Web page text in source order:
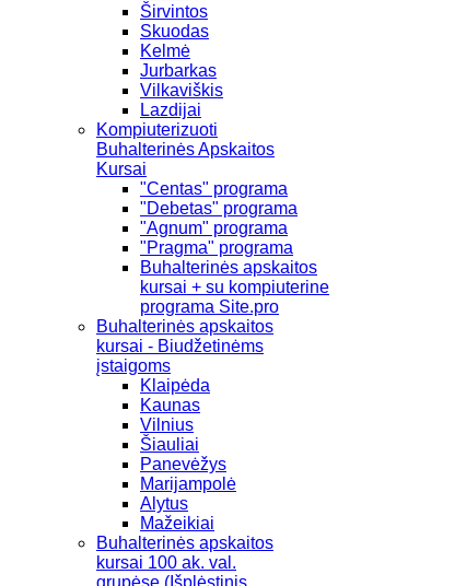
Širvintos
Skuodas
Kelmė
Jurbarkas
Vilkaviškis
Lazdijai
Kompiuterizuoti
Buhalterinės Apskaitos
Kursai
"Centas" programa
"Debetas" programa
"Agnum" programa
"Pragma" programa
Buhalterinės apskaitos
kursai + su kompiuterine
programa Site.pro
Buhalterinės apskaitos
kursai - Biudžetinėms
įstaigoms
Klaipėda
Kaunas
Vilnius
Šiauliai
Panevėžys
Marijampolė
Alytus
Mažeikiai
Buhalterinės apskaitos
kursai 100 ak. val.
grupėse (Išplėstinis